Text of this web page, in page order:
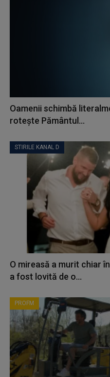
Oamenii schimbă
rotește Pământul...
STIRILE KANAL D
O mireasă a murit chiar
a fost lovită de o...
PROFM